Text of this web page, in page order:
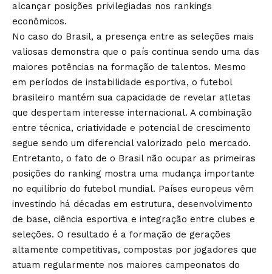
alcançar posições privilegiadas nos rankings
econômicos.
No caso do Brasil, a presença entre as seleções mais
valiosas demonstra que o país continua sendo uma das
maiores potências na formação de talentos. Mesmo
em períodos de instabilidade esportiva, o futebol
brasileiro mantém sua capacidade de revelar atletas
que despertam interesse internacional. A combinação
entre técnica, criatividade e potencial de crescimento
segue sendo um diferencial valorizado pelo mercado.
Entretanto, o fato de o Brasil não ocupar as primeiras
posições do ranking mostra uma mudança importante
no equilíbrio do futebol mundial. Países europeus vêm
investindo há décadas em estrutura, desenvolvimento
de base, ciência esportiva e integração entre clubes e
seleções. O resultado é a formação de gerações
altamente competitivas, compostas por jogadores que
atuam regularmente nos maiores campeonatos do